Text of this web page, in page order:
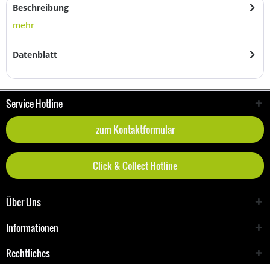
Beschreibung
mehr
Datenblatt
Service Hotline
zum Kontaktformular
Click & Collect Hotline
Über Uns
Informationen
Rechtliches